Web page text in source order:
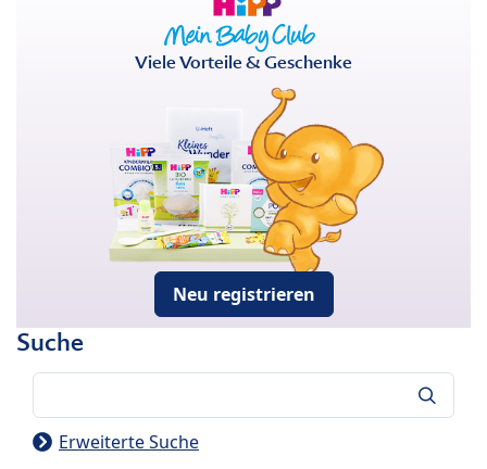
Viele Vorteile & Geschenke
Neu registrieren
Suche
Erweiterte Suche